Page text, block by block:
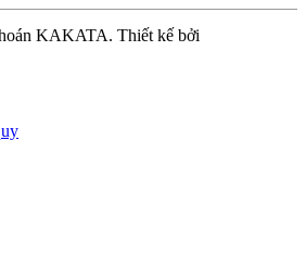
KAKATA. Thiết kế bởi